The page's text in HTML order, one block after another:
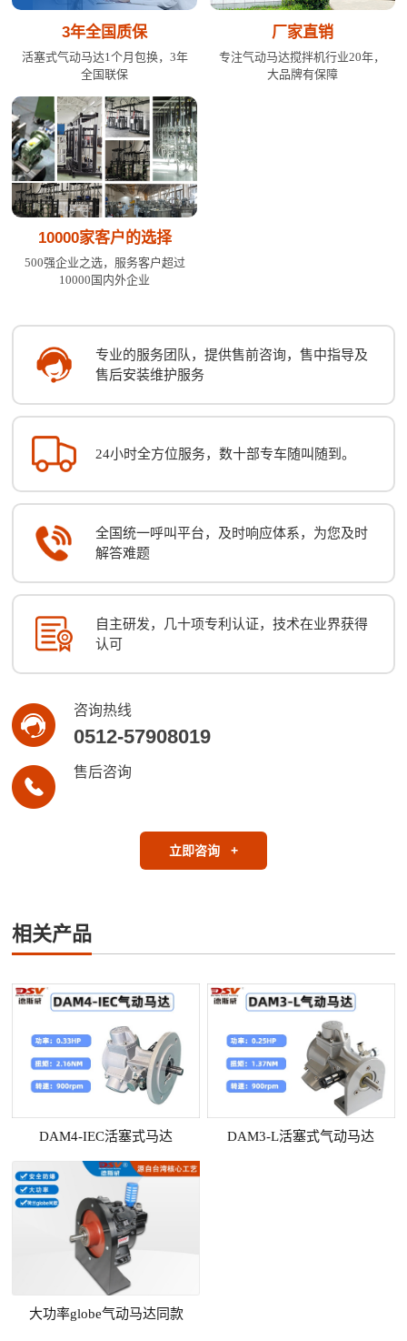
3年全国质保
活塞式气动马达1个月包换，3年
全国联保
厂家直销
专注气动马达搅拌机行业20年，
大品牌有保障
10000家客户的选择
500强企业之选，服务客户超过
10000国内外企业
专业的服务团队，提供售前咨询，售中指导及
售后安装维护服务
24小时全方位服务，数十部专车随叫随到。
全国统一呼叫平台，及时响应体系，为您及时
解答难题
自主研发，几十项专利认证，技术在业界获得
认可
咨询热线
0512-57908019
售后咨询
立即咨询 +
相关产品
DAM4-IEC活塞式马达 DAM3-L活塞式气动马达
大功率globe气动马达同款